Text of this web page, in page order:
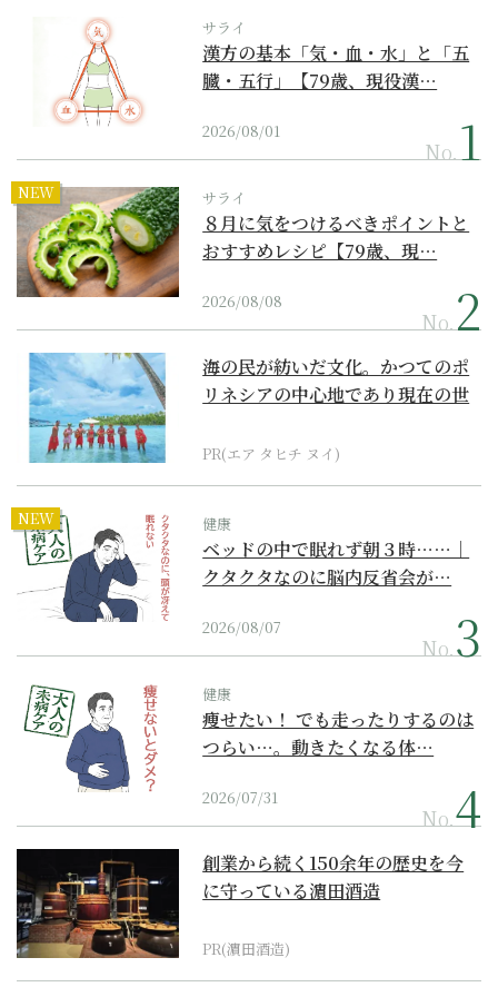
サライ
漢方の基本「気・血・水」と「五
臓・五行」【79歳、現役漢…
2026/08/01
No.
NEW サライ
８月に気をつけるべきポイントと
おすすめレシピ【79歳、現…
2026/08/08
No.
海の民が紡いだ文化。かつてのポ
リネシアの中心地であり現在の世
PR(エア タヒチ ヌイ)
NEW 健康
ベッドの中で眠れず朝３時……｜
クタクタなのに脳内反省会が…
2026/08/07
No.
健康
痩せたい！ でも走ったりするのは
つらい…。動きたくなる体…
2026/07/31
No.
創業から続く150余年の歴史を今
に守っている濵田酒造
PR(濵田酒造)